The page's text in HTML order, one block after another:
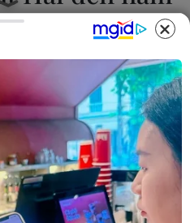
dân thành phố Hải
chung xây dựng khu
năm 2025; với diện